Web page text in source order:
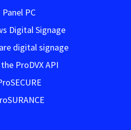
Panel PC
Digital Signage
digital signage
ProDVX API